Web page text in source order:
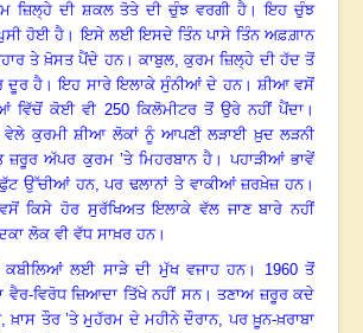
ਜ਼ਿਲ੍ਹੇ ਦੀ ਸ਼ਕਲ ਤੋਤੇ ਦੀ ਚੁੰਝ ਵਰਗੀ ਹੈ ।ਇਹ ਚੁੰਝ
ਹੋਈ ਹੈ ।ਇਸੇ ਲਈ ਇਸਦੇ ਤਿੰਨ ਪਾਸੇ ਤਿੰਨ ਅਫ਼ਗ਼ਾਨ
ਤੇ ਖ਼ੋਸਤ ਪੈਂਦੇ ਹਨ। ਕਾਬੁਲ, ਕੁਰਮ ਜ਼ਿਲ੍ਹੇ ਦੀ ਹੱਦ ਤੋਂ
ਦੂਰ ਹੈ ।ਇਹ ਸਾਰੇ ਇਲਾਕੇ ਸੁੰਨੀਆਂ ਦੇ ਹਨ। ਸ਼ੀਆ ਵਸੋਂ
ਵਿੱਚੋਂ ਕੋਈ ਵੀ 250 ਕਿਲੋਮੀਟਰ ਤੋਂ ਉਰੇ ਨਹੀਂ ਪੈਂਦਾ ।
ਕੁਰਮੀ ਸ਼ੀਆ ਲੋਕਾਂ ਨੂੰ ਆਪਣੀ ਲੜਾਈ ਖ਼ੁਦ ਲੜਨੀ
ਜ਼ਰੂਰ ਅੱਪਰ ਕੁਰਮ ’ਤੇ ਮਿਹਰਬਾਨ ਹੈ । ਪਹਾੜੀਆਂ ਭਾਵੇਂ
ਫੁੱਟ ਉੱਚੀਆਂ ਹਨ, ਪਰ ਢਲਾਨਾਂ ਤੇ ਵਾਕੀਆਂ ਜ਼ਰਖ਼ੇਜ਼ ਹਨ।
ਕਿਸੇ ਹੋਰ ਸੁਰੱਖਿਅਤ ਇਲਾਕੇ ਵੱਲ ਜਾਣ ਬਾਰੇ ਨਹੀਂ
ਲੋਕ ਵੀ ਵੱਧ ਸਾਖ਼ਰ ਹਨ।
ਲਈ ਸਾੜੇ ਦੀ ਮੁੱਖ ਵਜਾਹ ਹਨ। 1960 ਤੋਂ
ਵੈਰ-ਵਿਰੋਧ ਜ਼ਿਆਦਾ ਤਿੱਖੇ ਨਹੀਂ ਸਨ।ਤਣਾਅ ਜ਼ਰੂਰ ਕਦੇ
, ਖ਼ਾਸ ਤੌਰ ’ਤੇ ਮੁਹੱਰਮ ਦੇ ਮਹੀਨੇ ਦੌਰਾਨ, ਪਰ ਖ਼ੂਨ-ਖ਼ਰਾਬਾ